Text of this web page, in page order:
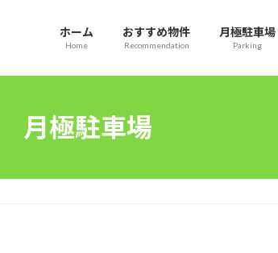
ホーム
Home
おすすめ物件
Recommendation
月極駐車場
Parking
月極駐車場